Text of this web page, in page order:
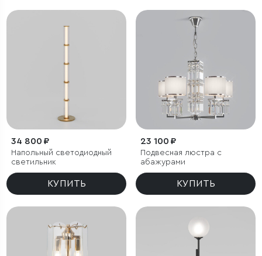
34 800 ₽
Напольный светодиодный
светильник
КУПИТЬ
23 100 ₽
Подвесная люстра с
абажурами
КУПИТЬ